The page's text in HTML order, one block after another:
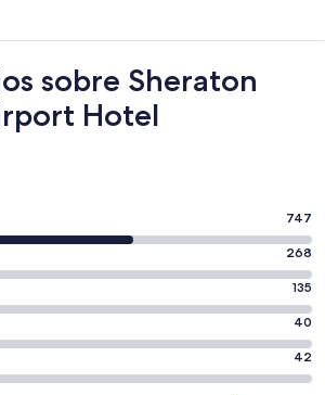
sobre Sheraton
Hotel
747
268
135
40
42